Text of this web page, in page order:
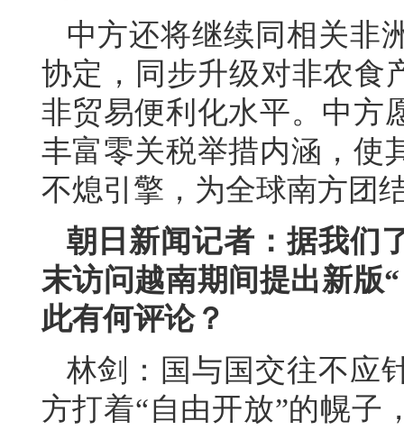
中方还将继续同相关非
协定，同步升级对非农食
非贸易便利化水平。中方
丰富零关税举措内涵，使
不熄引擎，为全球南方团
朝日新闻记者：据我们
末访问越南期间提出新版
此有何评论？
林剑：国与国交往不应
方打着“自由开放”的幌子